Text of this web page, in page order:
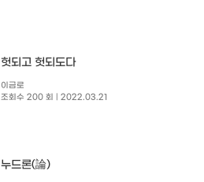
헛되고 헛되도다
이금로
조회수 200 회
| 2022.03.21
누드론(論)